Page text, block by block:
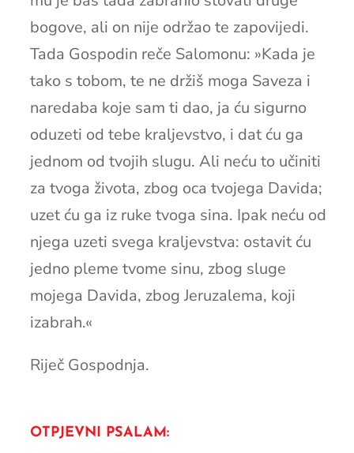
bogove, ali on nije održao te zapovijedi.
Tada Gospodin reče Salomonu: »Kada je
tako s tobom, te ne držiš moga Saveza i
naredaba koje sam ti dao, ja ću sigurno
oduzeti od tebe kraljevstvo, i dat ću ga
jednom od tvojih slugu. Ali neću to učiniti
za tvoga života, zbog oca tvojega Davida;
uzet ću ga iz ruke tvoga sina. Ipak neću od
njega uzeti svega kraljevstva: ostavit ću
jedno pleme tvome sinu, zbog sluge
mojega Davida, zbog Jeruzalema, koji
izabrah.«
Riječ Gospodnja.
OTPJEVNI PSALAM: